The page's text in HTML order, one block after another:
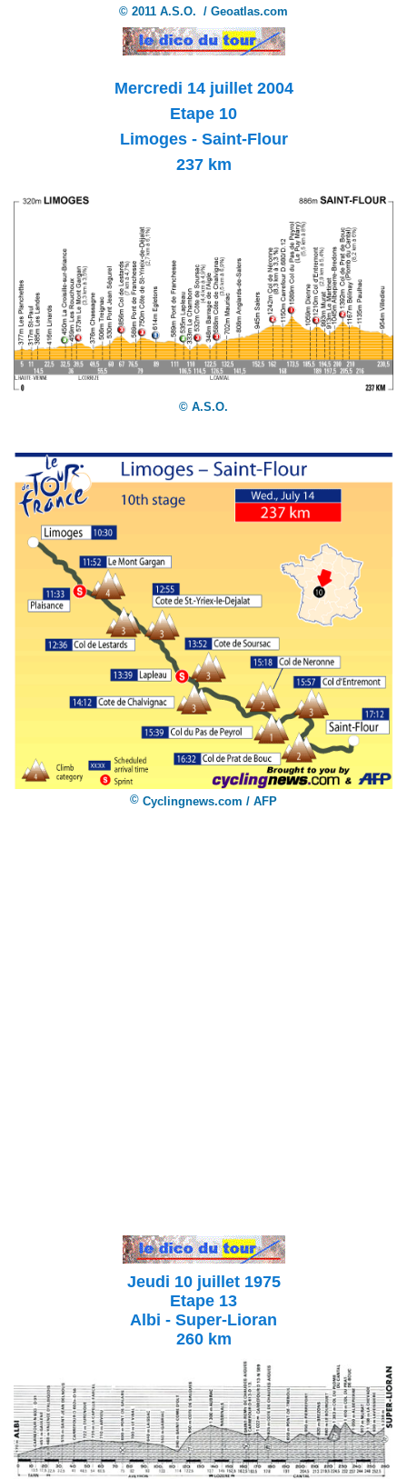
© 2011 A.S.O. / Geoatlas.com
Mercredi 14 juillet 2004
Etape 10
Limoges - Saint-Flour
237 km
© A.S.O.
© Cyclingnews.com / AFP
Jeudi 10 juillet 1975
Etape 13
Albi - Super-Lioran
260 km